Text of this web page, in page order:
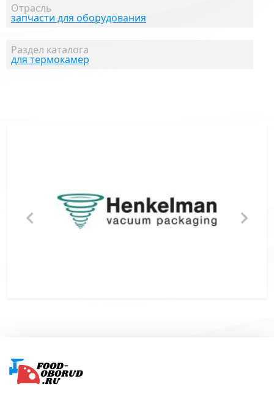
Отрасль
запчасти для оборудования
Раздел каталога
для термокамер